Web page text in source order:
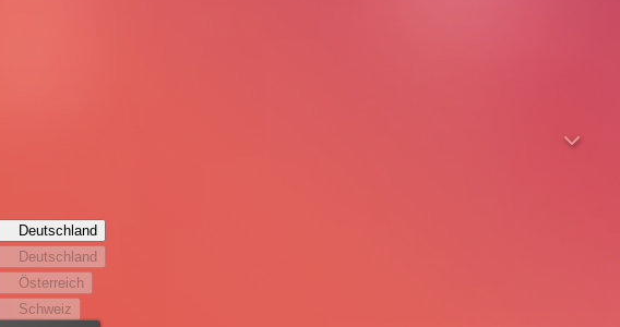
sie irgendwie entsorgen müssen. Auf dem Weg zu einem gemeinsamen
Deutschland
Deutschland
Österreich
Schweiz